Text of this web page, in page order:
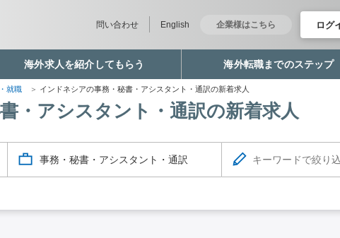
問い合わせ English 企業様はこちら ログ
海外求人を紹介してもらう 海外転職までのステップ
就職 インドネシアの事務・秘書・アシスタント・通訳の新着求人
・アシスタント・通訳の新着求人
事務・秘書・アシスタント・通訳